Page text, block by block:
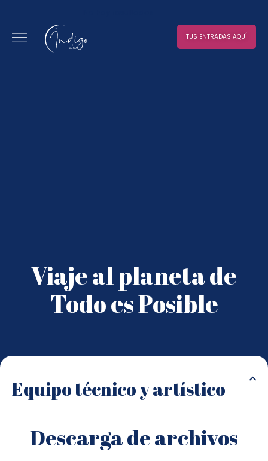
TUS ENTRADAS AQUÍ
Viaje al planeta de
Todo es Posible
Equipo técnico y artístico
Descarga de archivos